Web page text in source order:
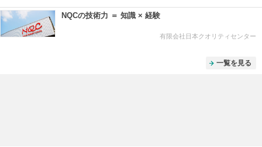
NQCの技術力 ＝ 知識 × 経験
有限会社日本クオリティセンター
一覧を見る